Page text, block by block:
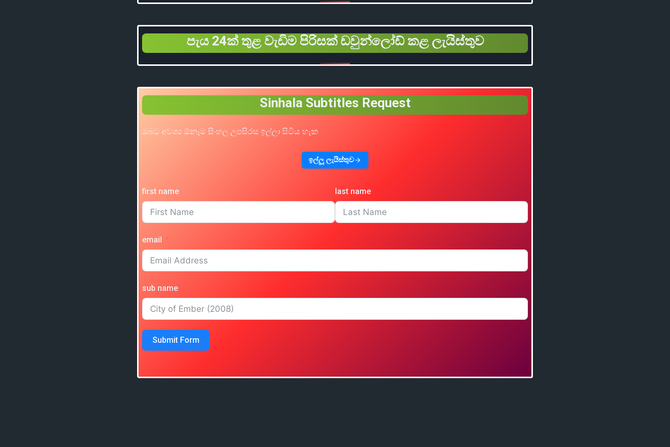
පැය 24ක් තුළ වැඩිම පිරිසක් ඩවුන්ලෝඩ් කළ ලැයිස්තුව
Sinhala Subtitles Request
ඔබට අවශ්‍ය ඕනෑම සිංහල උපසිරස ඉල්ලා සිටිය හැක
ඉල්ලූ ලැයිස්තුව
first name last name
email
sub name
Submit Form